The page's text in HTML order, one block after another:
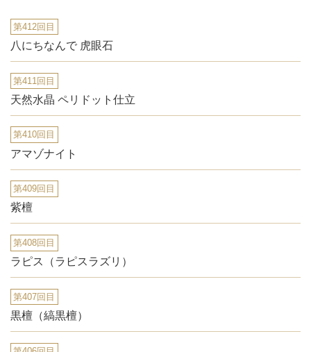
第412回目
八にちなんで 虎眼石
第411回目
天然水晶 ペリドット仕立
第410回目
アマゾナイト
第409回目
紫檀
第408回目
ラピス（ラピスラズリ）
第407回目
黒檀（縞黒檀）